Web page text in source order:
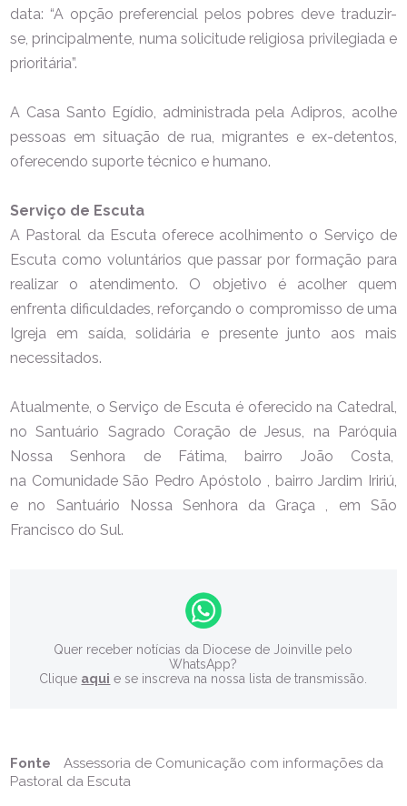
data: “A opção preferencial pelos pobres deve traduzir-
se, principalmente, numa solicitude religiosa privilegiada e
prioritária”.
A Casa Santo Egídio, administrada pela Adipros, acolhe
pessoas em situação de rua, migrantes e ex-detentos,
oferecendo suporte técnico e humano.
Serviço de Escuta
A Pastoral da Escuta oferece acolhimento o Serviço de
Escuta como voluntários que passar por formação para
realizar o atendimento. O objetivo é acolher quem
enfrenta dificuldades, reforçando o compromisso de uma
Igreja em saída, solidária e presente junto aos mais
necessitados.
Atualmente, o Serviço de Escuta é oferecido na Catedral,
noSantuário Sagrado Coração de Jesus, na
Paróquia
Nossa Senhora de Fátima, bairro João Costa,
na Comunidade São Pedro Apóstolo , bairro Jardim Iririú,
e no Santuário Nossa Senhora da Graça , em São
Francisco do Sul.
Quer receber notícias da Diocese de Joinville pelo
WhatsApp?
Clique aqui e se inscreva na nossa lista de transmissão.
Fonte
Assessoria de Comunicação com informações da
Pastoral da Escuta